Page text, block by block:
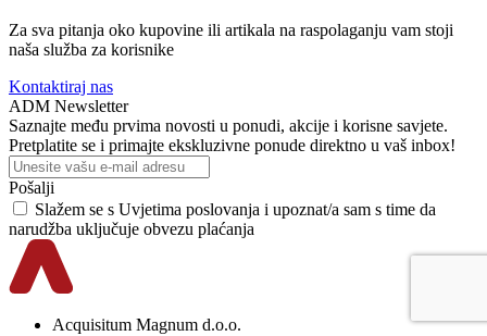
Za sva pitanja oko kupovine ili artikala na raspolaganju vam stoji
naša služba za korisnike
Kontaktiraj nas
ADM Newsletter
Saznajte među prvima novosti u ponudi, akcije i korisne savjete.
Pretplatite se i primajte ekskluzivne ponude direktno u vaš inbox!
Pošalji
Slažem se s Uvjetima poslovanja i upoznat/a sam s time da
narudžba uključuje obvezu plaćanja
Acquisitum Magnum d.o.o.